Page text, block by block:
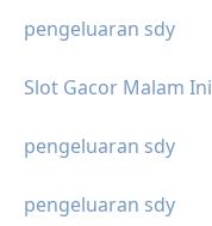
pengeluaran sdy
Slot Gacor Malam Ini
pengeluaran sdy
pengeluaran sdy